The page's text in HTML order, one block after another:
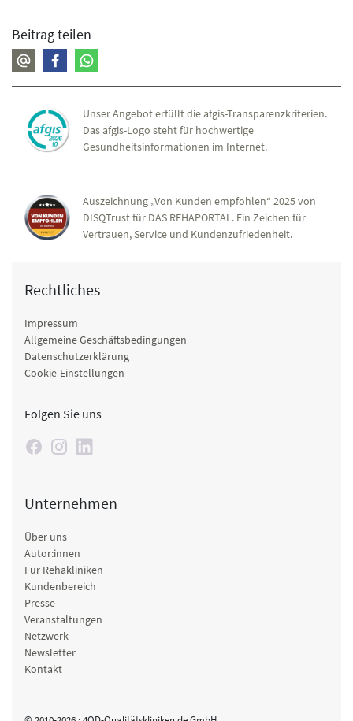
Beitrag teilen
Unser Angebot erfüllt die afgis-Transparenzkriterien.
Das afgis-Logo steht für hochwertige
Gesundheitsinformationen im Internet.
Auszeichnung „Von Kunden empfohlen“ 2025 von
DISQTrust für DAS REHAPORTAL. Ein Zeichen für
Vertrauen, Service und Kundenzufriedenheit.
Rechtliches
Impressum
Allgemeine Geschäftsbedingungen
Datenschutzerklärung
Cookie-Einstellungen
Folgen Sie uns
Unternehmen
Über uns
Autor:innen
Für Rehakliniken
Kundenbereich
Presse
Veranstaltungen
Netzwerk
Newsletter
Kontakt